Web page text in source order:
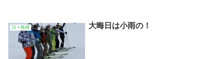
日々雑感 大晦日は小雨の！